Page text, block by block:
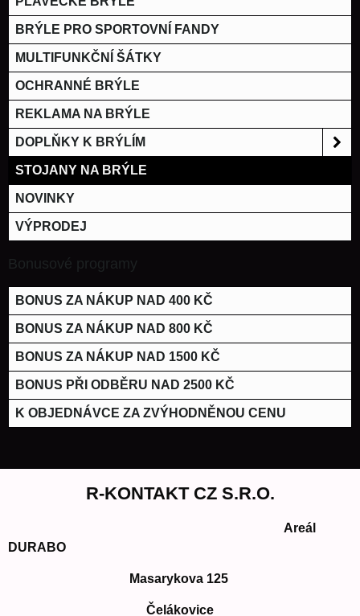
BRÝLE PRO SPORTOVNÍ FANDY
MULTIFUNKČNÍ ŠÁTKY
OCHRANNÉ BRÝLE
REKLAMA NA BRÝLE
DOPLŇKY K BRÝLÍM
STOJANY NA BRÝLE
NOVINKY
VÝPRODEJ
Bonusové programy
BONUS ZA NÁKUP NAD 400 KČ
BONUS ZA NÁKUP NAD 800 KČ
BONUS ZA NÁKUP NAD 1500 KČ
BONUS PŘI ODBĚRU NAD 2500 KČ
K OBJEDNÁVCE ZA ZVÝHODNĚNOU CENU
R-KONTAKT CZ S.R.O.
Areál
DURABO
Masarykova 125
Čelákovice